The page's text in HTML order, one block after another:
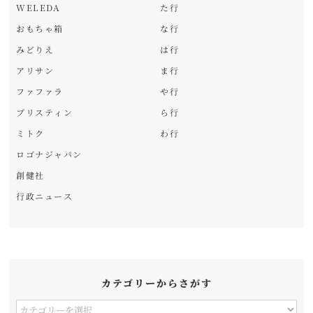
WELEDA
おもちゃ箱
みどりえ
アリサン
ファファラ
プリスティン
ミトク
ロゴナジャパン
創健社
行政ニュース
た行
な行
は行
ま行
や行
ら行
わ行
カテゴリーからさがす
カ